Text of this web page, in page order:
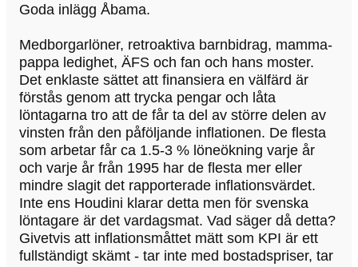
Goda inlägg Åbama.
Medborgarlöner, retroaktiva barnbidrag, mamma-
pappa ledighet, ÄFS och fan och hans moster.
Det enklaste sättet att finansiera en välfärd är
förstås genom att trycka pengar och låta
löntagarna tro att de får ta del av större delen av
vinsten från den påföljande inflationen. De flesta
som arbetar får ca 1.5-3 % löneökning varje år
och varje år från 1995 har de flesta mer eller
mindre slagit det rapporterade inflationsvärdet.
Inte ens Houdini klarar detta men för svenska
löntagare är det vardagsmat. Vad säger då detta?
Givetvis att inflationsmåttet mätt som KPI är ett
fullständigt skämt - tar inte med bostadspriser, tar